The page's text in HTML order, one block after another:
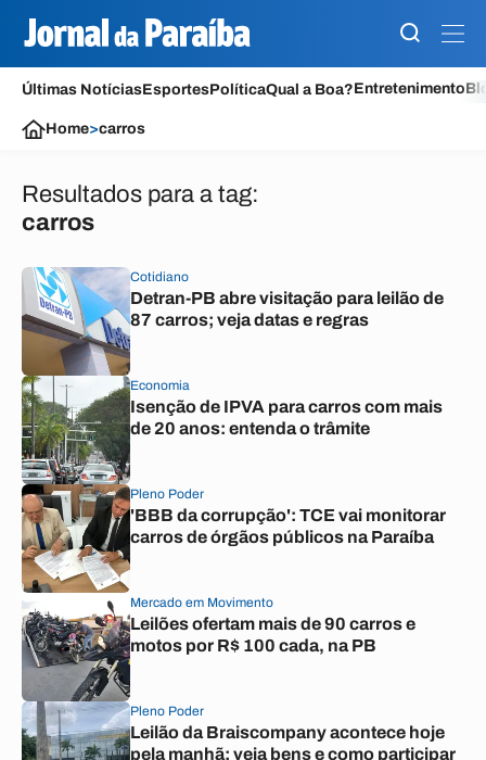
Últimas NotíciasEsportesPolíticaQual a Boa?Entretenimento
Home>carros
Resultados para a tag:
carros
Cotidiano
Detran-PB abre visitação para leilão de
87 carros; veja datas e regras
Economia
Isenção de IPVA para carros com mais
de 20 anos: entenda o trâmite
Pleno Poder
'BBB da corrupção': TCE vai monitorar
carros de órgãos públicos na Paraíba
Mercado em Movimento
Leilões ofertam mais de 90 carros e
motos por R$ 100 cada, na PB
Pleno Poder
Leilão da Braiscompany acontece hoje
pela manhã; veja bens e como participar